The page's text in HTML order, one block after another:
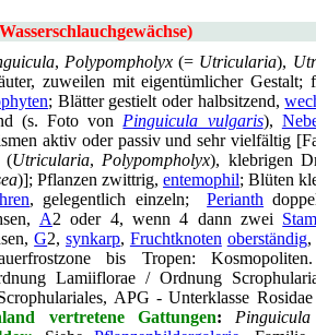
, Polypompholyx (= Utricularia),
zuweilen mit eigentümlicher Gestalt;
; Blätter gestielt oder halbsitzend,
(s. Foto von Pinguicula vulgaris),
aktiv oder passiv und sehr vielfältig
(Utricularia, Polypompholyx), klebrigen
)]; Pflanzen zwittrig, entemophil; Blüten
, gelegentlich einzeln;Perianth
A2 oder 4, wenn 4 dann zwei
G2,synkarp, Fruchtknoten oberständig,
bis Tropen:
Lamiiflorae / Ordnung
APG - Unterklasse
vertretene Gattungen: Pinguicula